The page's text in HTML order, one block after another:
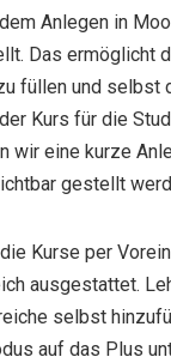
Anlegen in
Das ermöglicht
füllen und selbst
Kurs für die
wir eine kurze
gestellt
Kurse per
ausgestattet.
selbst
auf das Plus